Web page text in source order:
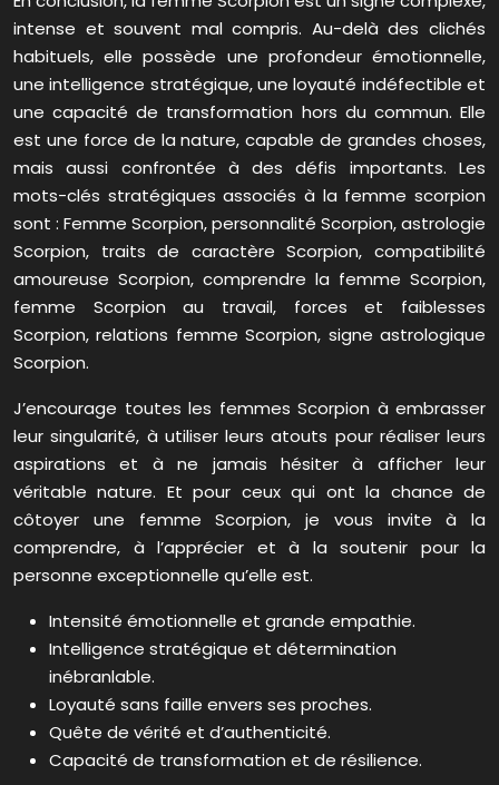
intense et souvent mal compris. Au-delà des clichés
habituels, elle possède une profondeur émotionnelle,
une intelligence stratégique, une loyauté indéfectible et
une capacité de transformation hors du commun. Elle
est une force de la nature, capable de grandes choses,
mais aussi confrontée à des défis importants. Les
mots-clés stratégiques associés à la femme scorpion
sont : Femme Scorpion, personnalité Scorpion, astrologie
Scorpion, traits de caractère Scorpion, compatibilité
amoureuse Scorpion, comprendre la femme Scorpion,
femme Scorpion au travail, forces et faiblesses
Scorpion, relations femme Scorpion, signe astrologique
Scorpion.
J’encourage toutes les femmes Scorpion à embrasser
leur singularité, à utiliser leurs atouts pour réaliser leurs
aspirations et à ne jamais hésiter à afficher leur
véritable nature. Et pour ceux qui ont la chance de
côtoyer une femme Scorpion, je vous invite à la
comprendre, à l’apprécier et à la soutenir pour la
personne exceptionnelle qu’elle est.
Intensité émotionnelle et grande empathie.
Intelligence stratégique et détermination
inébranlable.
Loyauté sans faille envers ses proches.
Quête de vérité et d’authenticité.
Capacité de transformation et de résilience.